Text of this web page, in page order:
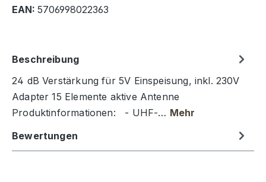
EAN: 5706998022363
Beschreibung
24 dB Verstärkung für 5V Einspeisung, inkl. 230V
Adapter 15 Elemente aktive Antenne
Produktinformationen: - UHF-… Mehr
Bewertungen